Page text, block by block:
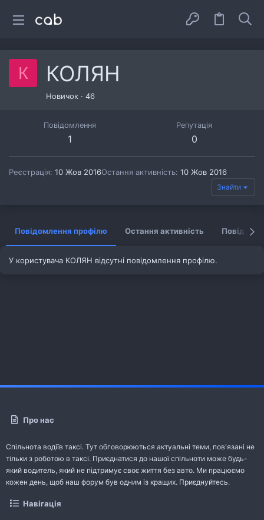
К КОЛЯН
Новичок · 46
Повідомлення
1
Репутація
0
Реєстрація 10 Жов 2016Остання активність 10 Жов 2016
Знайти
Повідомлення профілю Остання активність
У користувача КОЛЯН відсутні повідомлення профілю.
Про нас
Спільнота водіїв таксі. Тут обговорюються актуальні теми, пов'язані не
тільки з роботою в таксі. Приєднатися до нашої спільноти може будь-
який водитель, який не підтримує своє життя без авто. Ми працюємо
кожен день, щоб наш форум був одним із кращих. Приєднуйтесь.
Навігація